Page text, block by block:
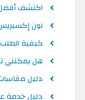
اكتشف أفضل عطور
نون
كيفية
هل يمكنني
دليل
دليل خدمة